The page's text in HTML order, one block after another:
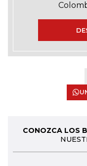
CONOZCA LOS